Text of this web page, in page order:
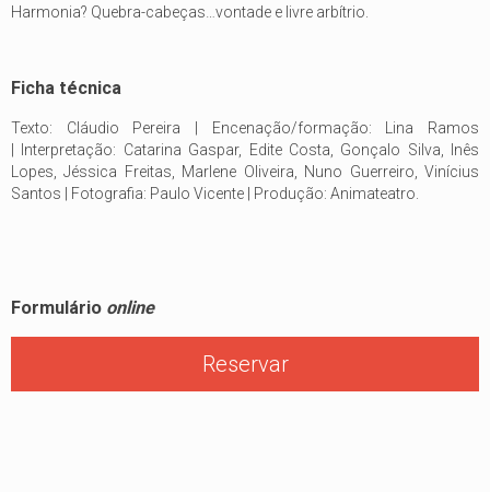
Harmonia? Quebra-cabeças…vontade e livre arbítrio.
Ficha técnica
Texto: Cláudio Pereira | Encenação/formação: Lina Ramos
| Interpretação: Catarina Gaspar, Edite Costa, Gonçalo Silva, Inês
Lopes, Jéssica Freitas, Marlene Oliveira, Nuno Guerreiro, Vinícius
Santos | Fotografia: Paulo Vicente | Produção: Animateatro.
Formulário online